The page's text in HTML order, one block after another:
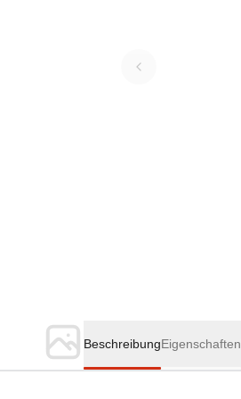
BeschreibungEigenschaften